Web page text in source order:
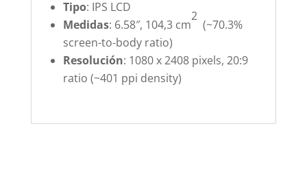
Tipo: IPS LCD
Medidas: 6.58″, 104,3 cm
2
(~70.3%
screen-to-body ratio)
Resolución: 1080 x 2408 pixels, 20:9
ratio (~401 ppi density)